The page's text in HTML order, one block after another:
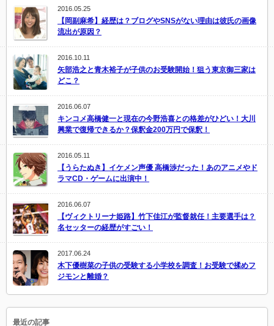
2016.05.25
【岡副麻希】経歴は？ブログやSNSがない理由は彼氏の画像
流出が原因？
2016.10.11
矢部浩之と青木裕子が子供のお受験開始！狙う東京御三家は
どこ？
2016.06.07
キンコメ高橋健一と現在の今野浩喜との格差がひどい！大川
興業で復帰できるか？保釈金200万円で保釈！
2016.05.11
【うらたぬき】イケメン声優 高橋渉だった！あのアニメやド
ラマCD・ゲームに出演中！
2016.06.07
【ヴィクトリーナ姫路】竹下佳江が監督就任！主要選手は？
名セッターの経歴がすごい！
2017.06.24
木下優樹菜の子供の受験する小学校を調査！お受験で揉めフ
ジモンと離婚？
最近の記事